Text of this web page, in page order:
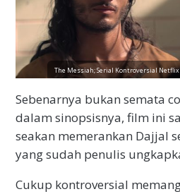
The Messiah; Serial Kontroversial
Sebenarnya bukan semata
dalam sinopsisnya, film ini
seakan memerankan Dajjal
yang sudah penulis
Cukup kontroversial